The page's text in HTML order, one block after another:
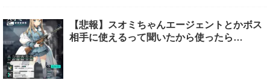
【悲報】スオミちゃんエージェントとかボス
相手に使えるって聞いたから使ったら…